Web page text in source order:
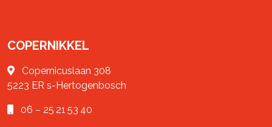
COPERNIKKEL
Copernicuslaan 308
5223 ER s-Hertogenbosch
06 – 25 21 53 40